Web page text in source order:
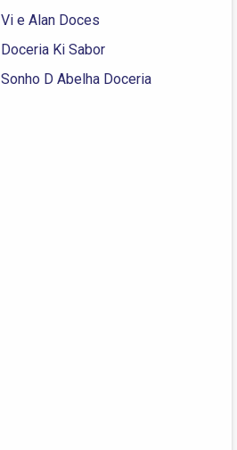
Vi e Alan Doces
Doceria Ki Sabor
Sonho D Abelha Doceria